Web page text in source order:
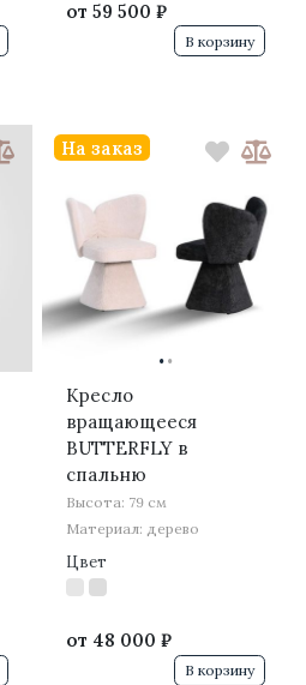
от 59 500 ₽
В корзину
··
Кресло
вращающееся
BUTTERFLY в
спальню
Высота: 79 см
Материал: дерево
Цвет
от 48 000 ₽
На заказ
В корзину